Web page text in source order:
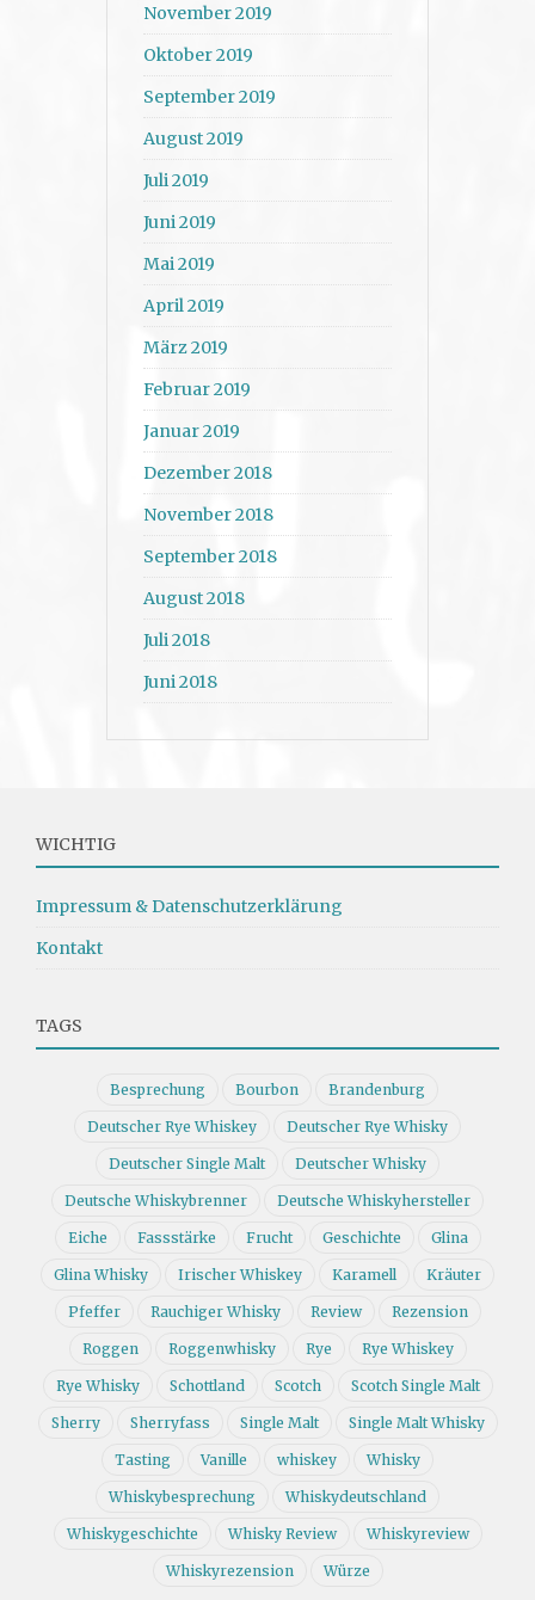
November 2019
Oktober 2019
September 2019
August 2019
Juli 2019
Juni 2019
Mai 2019
April 2019
März 2019
Februar 2019
Januar 2019
Dezember 2018
November 2018
September 2018
August 2018
Juli 2018
Juni 2018
WICHTIG
Impressum & Datenschutzerklärung
Kontakt
TAGS
Besprechung Bourbon Brandenburg
Deutscher Rye Whiskey Deutscher Rye Whisky
Deutscher Single Malt Deutscher Whisky
Deutsche Whiskybrenner Deutsche Whiskyhersteller
Eiche Fassstärke Frucht Geschichte Glina
Glina Whisky Irischer Whiskey Karamell Kräuter
Pfeffer Rauchiger Whisky Review Rezension
Roggen Roggenwhisky Rye Rye Whiskey
Rye Whisky Schottland Scotch Scotch Single Malt
Sherry Sherryfass Single Malt Single Malt Whisky
Tasting Vanille whiskey Whisky
Whiskybesprechung Whiskydeutschland
Whiskygeschichte Whisky Review Whiskyreview
Whiskyrezension Würze